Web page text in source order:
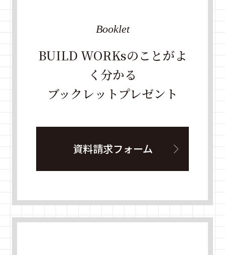
BUILD WORKsのことがよ
く分かる
ブックレットプレゼント
Booklet
資料請求フォーム